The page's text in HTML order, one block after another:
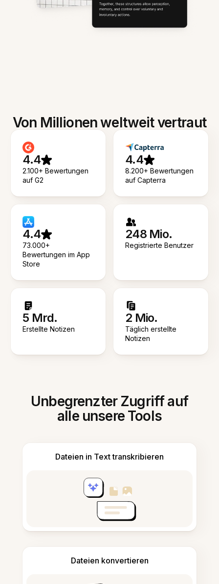
Von Millionen weltweit vertraut
4.4
2.100+ Bewertungen
auf G2
4.4
8.200+ Bewertungen
auf Capterra
4.4
73.000+
Bewertungen im App
Store
248 Mio.
Registrierte Benutzer
5 Mrd.
Erstellte Notizen
2 Mio.
Täglich erstellte
Notizen
Unbegrenzter Zugriff auf
alle unsere Tools
Dateien in Text transkribieren
Dateien konvertieren